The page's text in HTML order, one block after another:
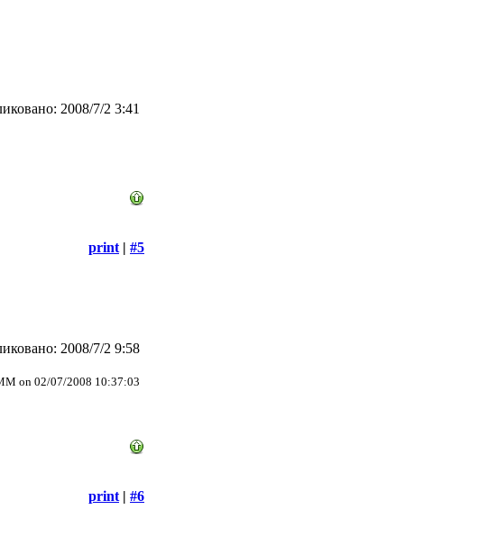
2008/7/2 3:41
print | #5
2008/7/2 9:58
on 02/07/2008 10:37:03
print | #6